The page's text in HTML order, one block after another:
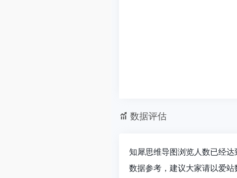
数据评估
知犀思维导图浏览人数已经
数据参考，建议大家请以爱